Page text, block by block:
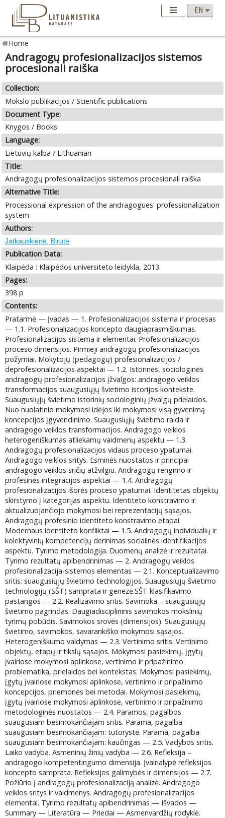
Home
Andragogų profesionalizacijos sistemos
procesionali raiška
Collection:
Mokslo publikacijos / Scientific publications
Document Type:
Knygos / Books
Language:
Lietuvių kalba / Lithuanian
Title:
Andragogų profesionalizacijos sistemos procesionali raiška
Alternative Title:
Processional expression of the andragogues' professionalization
system
Authors:
Jatkauskienė, Birutė
Publication Data:
Klaipėda : Klaipėdos universiteto leidykla, 2013.
Pages:
398 p
Contents:
Pratarmė — Įvadas — 1. Profesionalizacijos sistema ir procesas
— 1.1. Profesionalizacijos koncepto daugiaprasmiškumas.
Profesionalizacijos sistema ir elementai. Profesionalizacijos
proceso dimensijos. Pirmieji andragogų profesionalizacijos
požymiai. Mokytojų (pedagogų) profesionalizacijos /
deprofesionalizacijos aspektai — 1.2. Istorinės, sociologinės
andragogų profesionalizacijos įžvalgos: andragogo veiklos
transformacijos suaugusiųjų švietimo istorijos kontekste.
Suaugusiųjų švietimo istorinių sociologinių įžvalgų prielaidos.
Nuo nuolatinio mokymosi idėjos iki mokymosi visą gyvenimą
koncepcijos įgyvendinimo. Suaugusiųjų švietimo raida ir
andragogo veiklos transformacijos. Andragogo veiklos
heterogeniškumas atliekamų vaidmenų aspektu — 1.3.
Andragogų profesionalizacijos vidaus proceso ypatumai.
Andragogo veiklos sritys. Esminės nuostatos ir principai
andragogo veiklos sričių atžvilgiu. Andragogų rengimo ir
profesinės integracijos aspektai — 1.4. Andragogų
profesionalizacijos išorės proceso ypatumai. Identitetas objektų
skirstymo į kategorijas aspektu. Identiteto konstravimo ir
aktualizuojančiojo mokymosi bei reprezentacijų sąsajos.
Andragogų profesinio identiteto konstravimo etapai.
Modernaus identiteto konfliktai — 1.5. Andragogų individualių ir
kolektyvinių kompetencijų derinimas socialinės identifikacijos
aspektu. Tyrimo metodologija. Duomenų analizė ir rezultatai.
Tyrimo rezultatų apibendrinimas — 2. Andragogų veiklos
profesionalizacija-sistemos elementas — 2.1. Konceptualizavimo
sritis: suaugusiųjų švietimo technologijos. Suaugusiųjų švietimo
technologijų (SŠT) samprata ir genezė.SŠT klasifikavimo
pastangos — 2.2. Realizavimo sritis. Savimoka – suaugusiųjų
švietimo pagrindas. Daugiadisciplininis savimokos mokslinių
tyrimų pobūdis. Savimokos srovės (dimensijos). Suaugusiųjų
švietimo, savimokos, savarankiško mokymosi sąsajos.
Heterogeniškumo valdymas — 2.3. Vertinimo sritis. Vertinimo
objektų, etapų ir tikslų sąsajos. Mokymosi pasiekimų, įgytų
įvairiose mokymosi aplinkose, vertinimo ir pripažinimo
problematika, prielaidos bei kontekstas. Mokymosi pasiekimų,
įgytų įvairiose mokymosi aplinkose, vertinimo ir pripažinimo
koncepcijos, priemonės bei metodai. Mokymosi pasiekimų,
įgytų įvairiose mokymosi aplinkose, vertinimo ir pripažinimo
metodologinės nuostatos — 2.4. Paramos, pagalbos
suaugusiam besimokančiajam sritis. Parama, pagalba
suaugusiam besimokančiajam: tutorystė. Parama, pagalba
suaugusiam besimokančiajam: kaučingas — 2.5. Vadybos sritis.
Laiko vadyba. Asmeninių žinių vadyba — 2.6. Refleksija –
andragogo kompetentingumo dimensija. Įvairialypė refleksijos
koncepto samprata. Refleksijos galimybės ir dimensijos — 2.7.
Požiūrio į andragogų profesionalizaciją analizė. Andragogo
veiklos sritys ir vaidmenys. Andragogų profesionalizacijos
elementai. Tyrimo rezultatų apibendrinimas — Išvados —
Summary — Literatūra — Priedai — Asmenvardžių rodyklė.